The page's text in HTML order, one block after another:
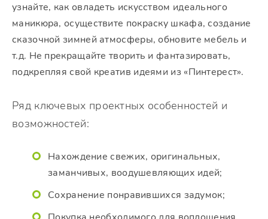
узнайте, как овладеть искусством идеального
маникюра, осуществите покраску шкафа, создание
сказочной зимней атмосферы, обновите мебель и
т.д. Не прекращайте творить и фантазировать,
подкрепляя свой креатив идеями из «Пинтерест».
Ряд ключевых проектных особенностей и
возможностей:
Нахождение свежих, оригинальных,
заманчивых, воодушевляющих идей;
Сохранение понравившихся задумок;